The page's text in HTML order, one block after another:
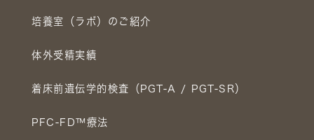
培養室（ラボ）のご紹介
体外受精実績
着床前遺伝学的検査（PGT-A / PGT-SR）
PFC-FD™療法